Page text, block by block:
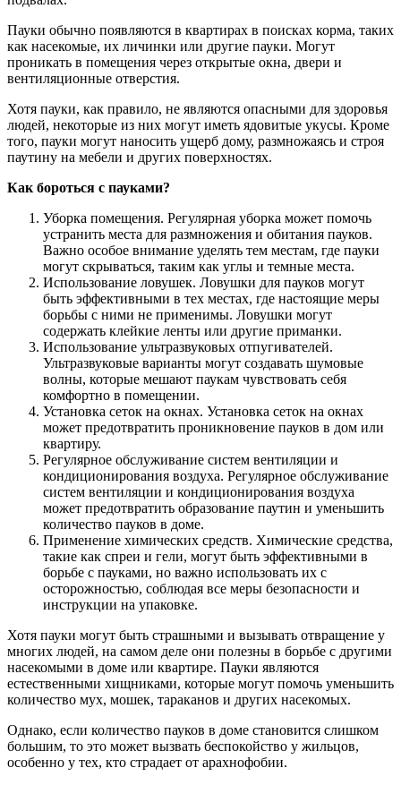
Пауки обычно появляются в квартирах в поисках корма, таких
как насекомые, их личинки или другие пауки. Могут
проникать в помещения через открытые окна, двери и
вентиляционные отверстия.
Хотя пауки, как правило, не являются опасными для здоровья
людей, некоторые из них могут иметь ядовитые укусы. Кроме
того, пауки могут наносить ущерб дому, размножаясь и строя
паутину на мебели и других поверхностях.
Как бороться с пауками?
Уборка помещения. Регулярная уборка может помочь
устранить места для размножения и обитания пауков.
Важно особое внимание уделять тем местам, где пауки
могут скрываться, таким как углы и темные места.
Использование ловушек. Ловушки для пауков могут
быть эффективными в тех местах, где настоящие меры
борьбы с ними не применимы. Ловушки могут
содержать клейкие ленты или другие приманки.
Использование ультразвуковых отпугивателей.
Ультразвуковые варианты могут создавать шумовые
волны, которые мешают паукам чувствовать себя
комфортно в помещении.
Установка сеток на окнах. Установка сеток на окнах
может предотвратить проникновение пауков в дом или
квартиру.
Регулярное обслуживание систем вентиляции и
кондиционирования воздуха. Регулярное обслуживание
систем вентиляции и кондиционирования воздуха
может предотвратить образование паутин и уменьшить
количество пауков в доме.
Применение химических средств. Химические средства,
такие как спреи и гели, могут быть эффективными в
борьбе с пауками, но важно использовать их с
осторожностью, соблюдая все меры безопасности и
инструкции на упаковке.
Хотя пауки могут быть страшными и вызывать отвращение у
многих людей, на самом деле они полезны в борьбе с другими
насекомыми в доме или квартире. Пауки являются
естественными хищниками, которые могут помочь уменьшить
количество мух, мошек, тараканов и других насекомых.
Однако, если количество пауков в доме становится слишком
большим, то это может вызвать беспокойство у жильцов,
особенно у тех, кто страдает от арахнофобии.